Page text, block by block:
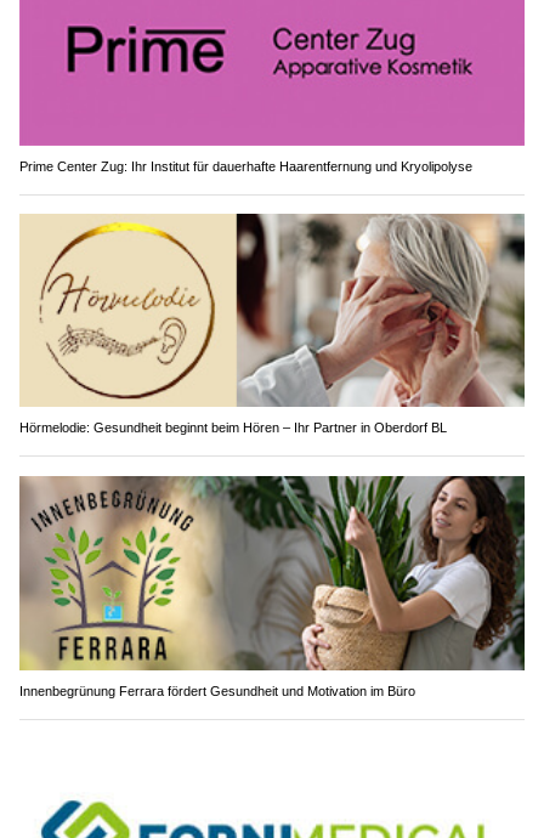
Prime Center Zug: Ihr Institut für dauerhafte Haarentfernung und Kryolipolyse
Hörmelodie: Gesundheit beginnt beim Hören – Ihr Partner in Oberdorf BL
Innenbegrünung Ferrara fördert Gesundheit und Motivation im Büro